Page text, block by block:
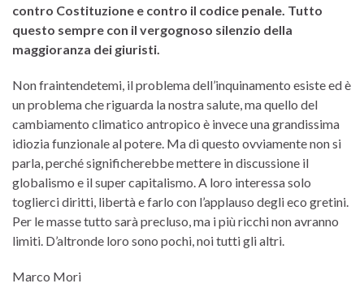
contro Costituzione e contro il codice penale. Tutto
questo sempre con il vergognoso silenzio della
maggioranza dei giuristi.
Non fraintendetemi, il problema dell’inquinamento esiste ed è
un problema che riguarda la nostra salute, ma quello del
cambiamento climatico antropico è invece una grandissima
idiozia funzionale al potere. Ma di questo ovviamente non si
parla, perché significherebbe mettere in discussione il
globalismo e il super capitalismo. A loro interessa solo
toglierci diritti, libertà e farlo con l’applauso degli eco gretini.
Per le masse tutto sarà precluso, ma i più ricchi non avranno
limiti. D’altronde loro sono pochi, noi tutti gli altri.
Marco Mori